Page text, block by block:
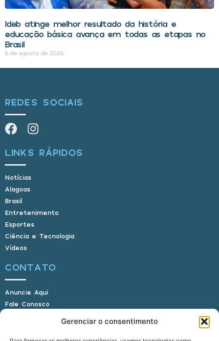
Gerenciar o consentimento
Ideb atinge melhor resultado da história e
educação básica avança em todas as etapas no
Brasil
6 de agosto de 2026
REDES SOCIAIS
LINKS RÁPIDOS
Notícias
Alagoas
Brasil
Entretenimento
Esportes
Ciência e Tecnologia
Vídeos
CONTATO
Anuncie Aqui
Fale Conosco